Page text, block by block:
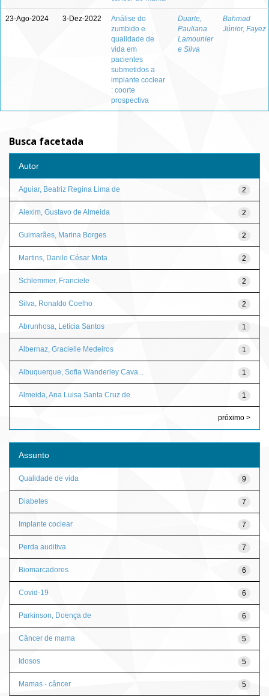
23-Ago-2024 3-Dez-2022
Análise do
zumbido e
qualidade de
vida em
pacientes
submetidos a
implante coclear
: coorte
prospectiva
Duarte,
Pauliana
Lamounier
e Silva
Bahmad
Júnior, Fayez
Busca facetada
Autor
2
Aguiar, Beatriz Regina Lima de
2
Alexim, Gustavo de Almeida
2
Guimarães, Marina Borges
2
Martins, Danilo César Mota
2
Schlemmer, Franciele
2
Silva, Ronaldo Coelho
1
Abrunhosa, Letícia Santos
1
Albernaz, Gracielle Medeiros
1
Albuquerque, Sofia Wanderley Cava...
1
Almeida, Ana Luisa Santa Cruz de
próximo >
Assunto
9
Qualidade de vida
7
Diabetes
7
Implante coclear
7
Perda auditiva
6
Biomarcadores
6
Covid-19
6
Parkinson, Doença de
5
Câncer de mama
5
Idosos
5
Mamas - câncer